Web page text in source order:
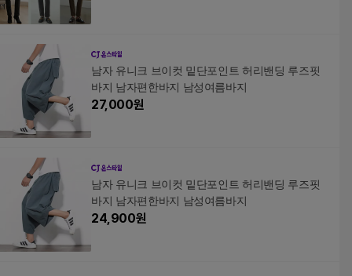
남자 유니크 브이컷 밑단포인트 허리밴딩 루즈핏
바지 남자편한바지 남성여름바지
27,000원
남자 유니크 브이컷 밑단포인트 허리밴딩 루즈핏
바지 남자편한바지 남성여름바지
24,900원